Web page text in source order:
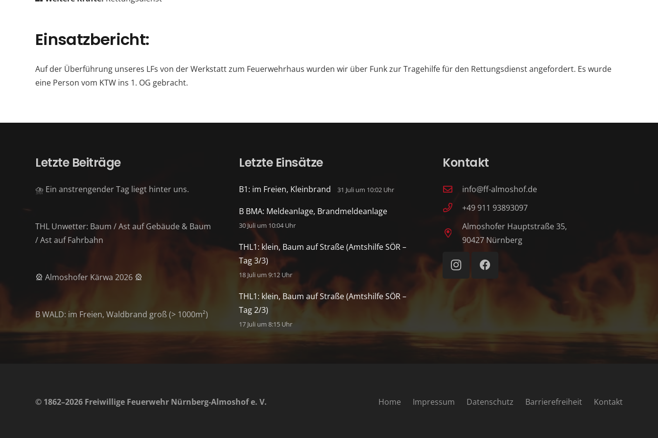
Einsatzbericht:
Auf der Überführung unseres LFs von der Werkstatt zum Feuerwehrhaus wurden wir über Funk zur Tragehilfe für den Rettungsdienst angefordert. Es wurde
eine Person vom KTW ins 1. OG gebracht.
Letzte Beiträge
⛈️ Ein anstrengender Tag liegt hinter uns.
THL Unwetter: Baum / Ast auf Gebäude & Baum
/ Ast auf Fahrbahn
🎡 Almoshofer Kärwa 2026 🎡
B WALD: im Freien, Waldbrand groß (> 1000m²)
Letzte Einsätze
B1: im Freien, Kleinbrand 31 Juli um 10:02 Uhr
B BMA: Meldeanlage, Brandmeldeanlage
30 Juli um 10:04 Uhr
THL1: klein, Baum auf Straße (Amtshilfe SÖR –
Tag 3/3)
18 Juli um 9:12 Uhr
THL1: klein, Baum auf Straße (Amtshilfe SÖR –
Tag 2/3)
17 Juli um 8:15 Uhr
Kontakt
info@ff-almoshof.de
+49 911 93893097
Almoshofer Hauptstraße 35,
90427 Nürnberg
© 1862–2026 Freiwillige Feuerwehr Nürnberg-Almoshof e. V. Home Impressum Datenschutz Barrierefreiheit Kontakt